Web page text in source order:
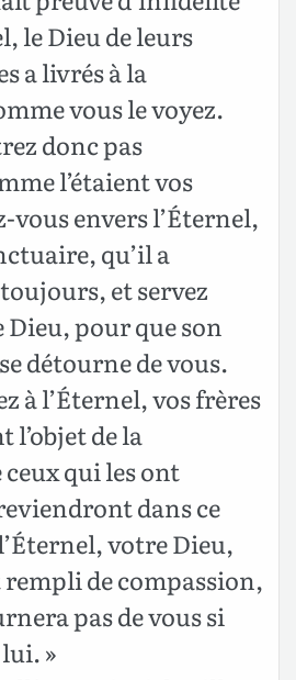
le Dieu de leurs
a livrés à la
vous le voyez.
donc pas
l’étaient vos
vous envers l’Éternel,
qu’il a
et servez
pour que son
détourne de vous.
à l’Éternel, vos frères
l’objet de la
qui les ont
dans ce
votre Dieu,
rempli de compassion,
pas de vous si
»